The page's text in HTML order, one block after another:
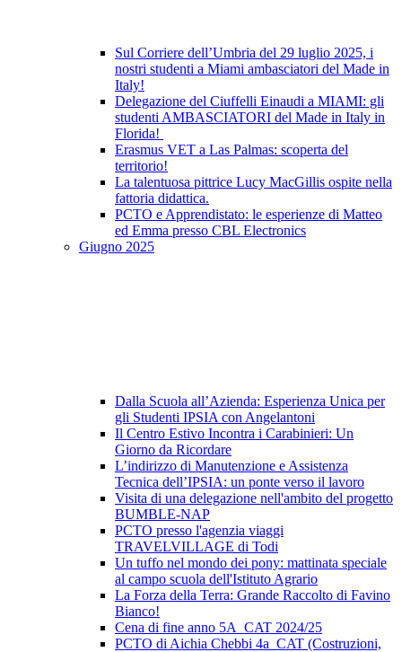
Sul Corriere dell’Umbria del 29 luglio 2025, i
nostri studenti a Miami ambasciatori del Made in
Italy!
Delegazione del Ciuffelli Einaudi a MIAMI: gli
studenti AMBASCIATORI del Made in Italy in
Florida!
Erasmus VET a Las Palmas: scoperta del
territorio!
La talentuosa pittrice Lucy MacGillis ospite nella
fattoria didattica.
PCTO e Apprendistato: le esperienze di Matteo
ed Emma presso CBL Electronics
Giugno 2025
Dalla Scuola all’Azienda: Esperienza Unica per
gli Studenti IPSIA con Angelantoni
Il Centro Estivo Incontra i Carabinieri: Un
Giorno da Ricordare
L’indirizzo di Manutenzione e Assistenza
Tecnica dell’IPSIA: un ponte verso il lavoro
Visita di una delegazione nell'ambito del progetto
BUMBLE-NAP
PCTO presso l'agenzia viaggi
TRAVELVILLAGE di Todi
Un tuffo nel mondo dei pony: mattinata speciale
al campo scuola dell'Istituto Agrario
La Forza della Terra: Grande Raccolto di Favino
Bianco!
Cena di fine anno 5A_CAT 2024/25
PCTO di Aichia Chebbi 4a_CAT (Costruzioni,